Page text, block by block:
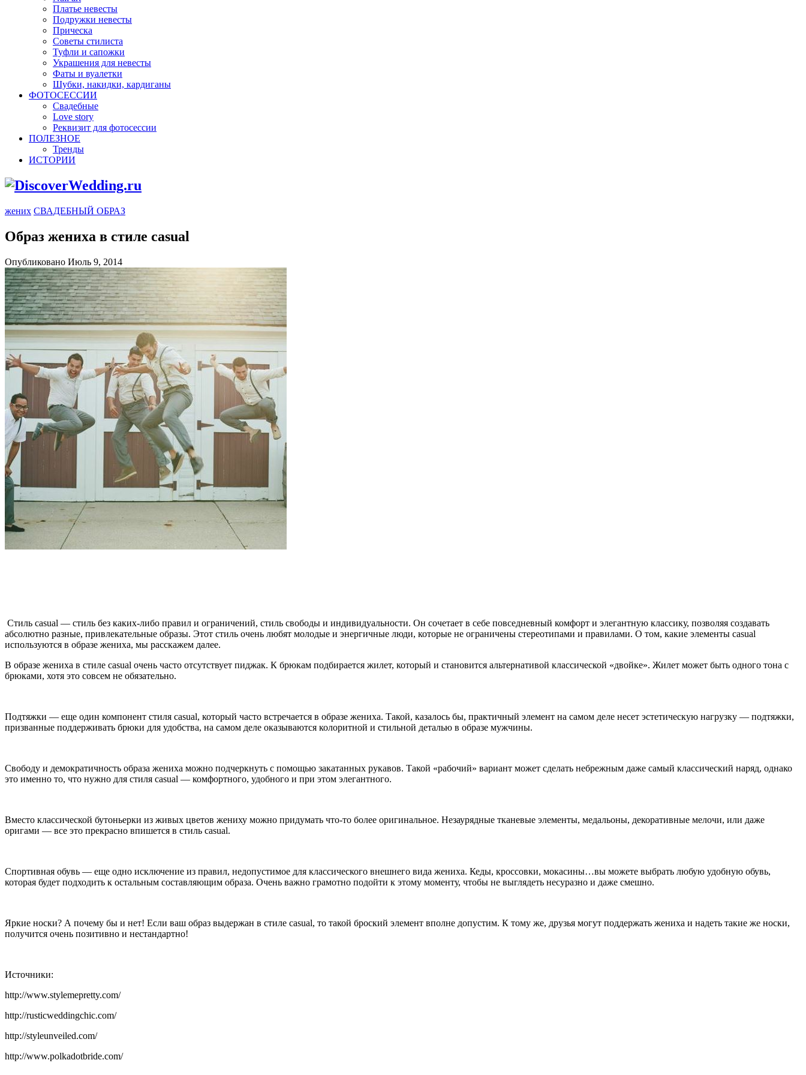
Платье невесты
Подружки невесты
Прическа
Советы стилиста
Туфли и сапожки
Украшения для невесты
Фаты и вуалетки
Шубки, накидки, кардиганы
ФОТОСЕССИИ
Свадебные
Love story
Реквизит для фотосессии
ПОЛЕЗНОЕ
Тренды
ИСТОРИИ
жених СВАДЕБНЫЙ ОБРАЗ
Образ жениха в стиле casual
Опубликовано Июль 9, 2014
Стиль casual — стиль без каких-либо правил и ограничений, стиль свободы и индивидуальности. Он сочетает в себе повседневный комфорт и элегантную классику, позволяя создавать
абсолютно разные, привлекательные образы. Этот стиль очень любят молодые и энергичные люди, которые не ограничены стереотипами и правилами. О том, какие элементы casual
используются в образе жениха, мы расскажем далее.
В образе жениха в стиле casual очень часто отсутствует пиджак. К брюкам подбирается жилет, который и становится альтернативой классической «двойке». Жилет может быть одного тона с
брюками, хотя это совсем не обязательно.
Подтяжки — еще один компонент стиля casual, который часто встречается в образе жениха. Такой, казалось бы, практичный элемент на самом деле несет эстетическую нагрузку — подтяжки,
призванные поддерживать брюки для удобства, на самом деле оказываются колоритной и стильной деталью в образе мужчины.
Свободу и демократичность образа жениха можно подчеркнуть с помощью закатанных рукавов. Такой «рабочий» вариант может сделать небрежным даже самый классический наряд, однако
это именно то, что нужно для стиля casual — комфортного, удобного и при этом элегантного.
Вместо классической бутоньерки из живых цветов жениху можно придумать что-то более оригинальное. Незаурядные тканевые элементы, медальоны, декоративные мелочи, или даже
оригами — все это прекрасно впишется в стиль casual.
Спортивная обувь — еще одно исключение из правил, недопустимое для классического внешнего вида жениха. Кеды, кроссовки, мокасины…вы можете выбрать любую удобную обувь,
которая будет подходить к остальным составляющим образа. Очень важно грамотно подойти к этому моменту, чтобы не выглядеть несуразно и даже смешно.
Яркие носки? А почему бы и нет! Если ваш образ выдержан в стиле casual, то такой броский элемент вполне допустим. К тому же, друзья могут поддержать жениха и надеть такие же носки,
получится очень позитивно и нестандартно!
Источники:
http://www.stylemepretty.com/
http://rusticweddingchic.com/
http://styleunveiled.com/
http://www.polkadotbride.com/